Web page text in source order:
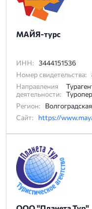
МАЙЯ-турс
ИНН: 3444151536
Номер свидетельства:
Направления
деятельности:
Регион:
Сайт:
https://